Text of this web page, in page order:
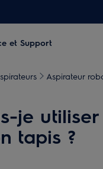
et Support
Aspirateur
je
tapis ?